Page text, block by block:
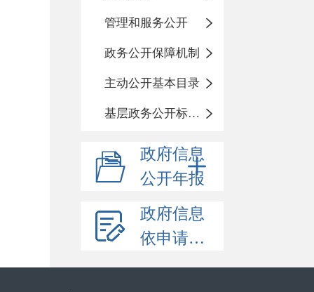
管理和服务公开
政务公开保障机制
主动公开基本目录
基层政务公开标准化目录
政府信息
公开年报
政府信息
依申请公开